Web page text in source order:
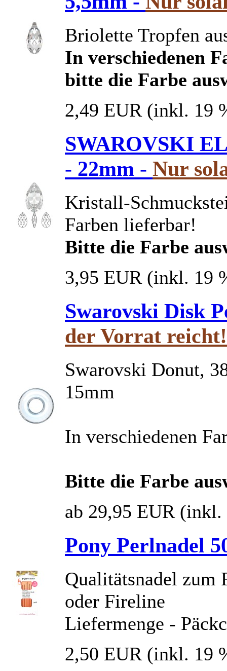
Briolette Tropfen
In verschiedenen
bitte die Farbe
2,49 EUR (inkl. 19
SWAROVSKI
- 22mm - Nur
Kristall-
Farben lieferbar!
Bitte die Farbe
3,95 EUR (inkl. 19
Swarovski Disk
der Vorrat reicht!
Swarovski Donut,
15mm
In verschiedenen
Bitte die Farbe
ab 29,95 EUR (inkl.
Pony Perlnadel
Qualitätsnadel zum
oder Fireline
Liefermenge -
2,50 EUR (inkl. 19